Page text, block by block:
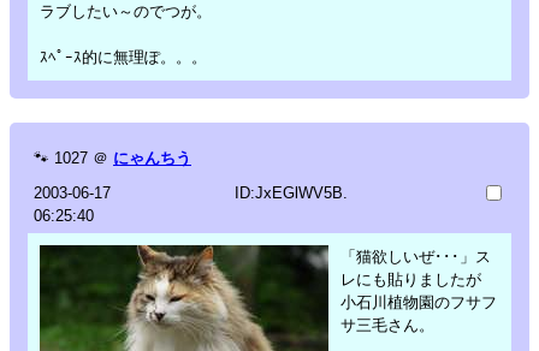
ラブしたい～のでつが。
ｽﾍﾟｰｽ的に無理ぽ。。。
🐾 1027 ＠ にゃんちう
2003-06-17
06:25:40
ID:JxEGlWV5B.
「猫欲しいぜ･･･」ス
レにも貼りましたが
小石川植物園のフサフ
サ三毛さん。